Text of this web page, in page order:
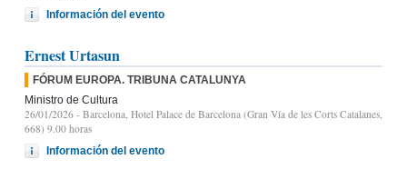
Información del evento
Ernest Urtasun
FÓRUM EUROPA. TRIBUNA CATALUNYA
Ministro de Cultura
26/01/2026 - Barcelona, Hotel Palace de Barcelona (Gran Vía de les Corts Catalanes,
668) 9.00 horas
Información del evento